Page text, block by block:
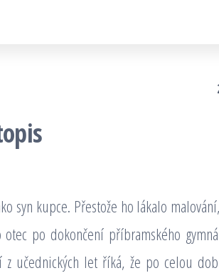
syn kupce. Přestože ho lákalo
po dokončení příbramského
z učednických let říká, že po celou